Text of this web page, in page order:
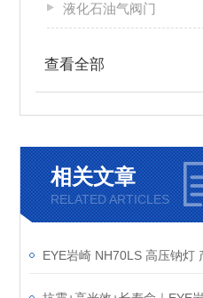
液化石油气阀门
查看全部
相关文章
RELATED ARTICLES